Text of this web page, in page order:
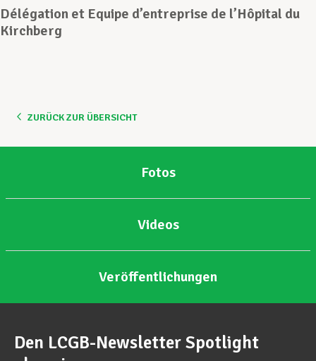
Ihre Rechte
Délégation et Equipe d’entreprise de l’Hôpital du
Kirchberg
ZURÜCK ZUR ÜBERSICHT
Fotos
Videos
Veröffentlichungen
Den LCGB-Newsletter Spotlight